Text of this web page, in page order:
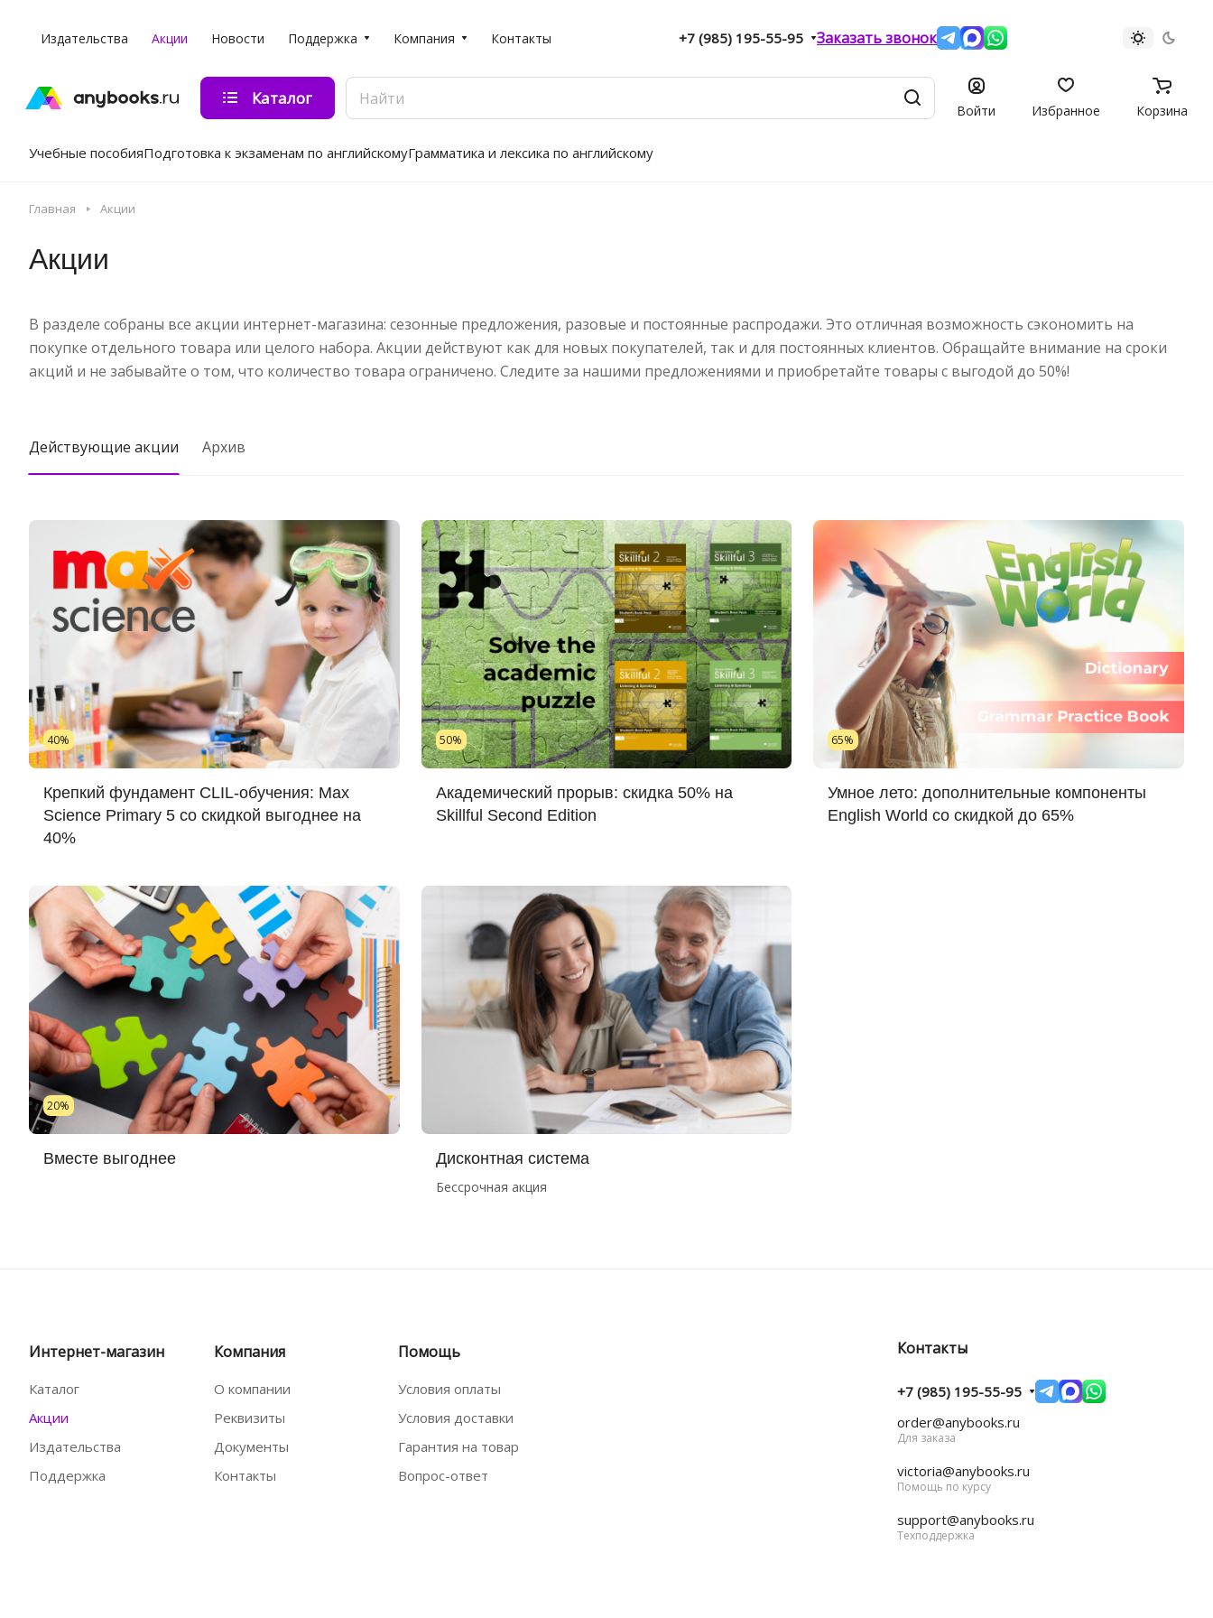
Издательства Акции Новости Поддержка Компания Контакты +7 (985) 195-55-95 Заказать звонок
Каталог
Войти Избранное Корзина
Учебные пособияПодготовка к экзаменам по английскомуГрамматика и лексика по английскому
Главная Акции
Акции
В разделе собраны все акции интернет-магазина: сезонные предложения, разовые и постоянные распродажи. Это отличная возможность сэкономить на
покупке отдельного товара или целого набора. Акции действуют как для новых покупателей, так и для постоянных клиентов. Обращайте внимание на сроки
акций и не забывайте о том, что количество товара ограничено. Следите за нашими предложениями и приобретайте товары с выгодой до 50%!
Действующие акции Архив
40%
Крепкий фундамент CLIL-обучения: Max
Science Primary 5 со скидкой выгоднее на
40%
50%
Академический прорыв: скидка 50% на
Skillful Second Edition
65%
Умное лето: дополнительные компоненты
English World со скидкой до 65%
20%
Вместе выгоднее Дисконтная система
Бессрочная акция
Интернет-магазин
Каталог
Акции
Издательства
Поддержка
Компания
О компании
Реквизиты
Документы
Контакты
Помощь
Условия оплаты
Условия доставки
Гарантия на товар
Вопрос-ответ
Контакты
+7 (985) 195-55-95
order@anybooks.ru
Для заказа
victoria@anybooks.ru
Помощь по курсу
support@anybooks.ru
Техподдержка